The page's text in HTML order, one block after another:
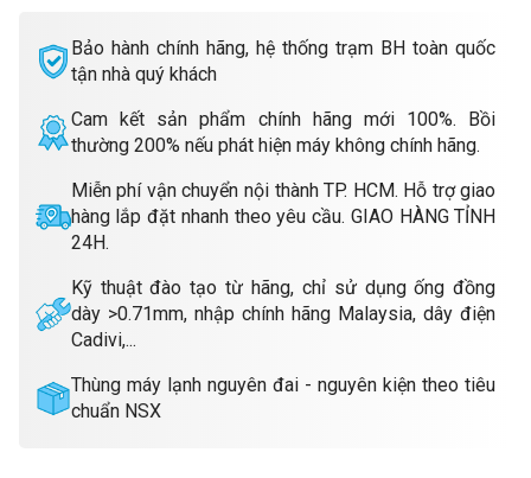
Bảo hành chính hãng, hệ thống trạm BH toàn quốc
tận nhà quý khách
Cam kết sản phẩm chính hãng mới 100%. Bồi
thường 200% nếu phát hiện máy không chính hãng.
Miễn phí vận chuyển nội thành TP. HCM. Hỗ trợ giao
hàng lắp đặt nhanh theo yêu cầu. GIAO HÀNG TỈNH
24H.
Kỹ thuật đào tạo từ hãng, chỉ sử dụng ống đồng
dày >0.71mm, nhập chính hãng Malaysia, dây điện
Cadivi,...
Thùng máy lạnh nguyên đai - nguyên kiện theo tiêu
chuẩn NSX